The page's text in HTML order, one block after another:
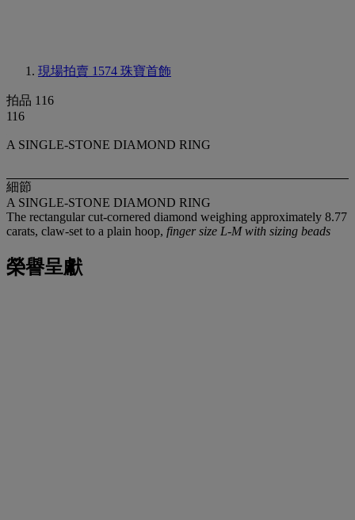
現場拍賣 1574 珠寶首飾
拍品 116
116
A SINGLE-STONE DIAMOND RING
細節
A SINGLE-STONE DIAMOND RING
The rectangular cut-cornered diamond weighing approximately 8.77
carats, claw-set to a plain hoop, finger size L-M with sizing beads
榮譽呈獻